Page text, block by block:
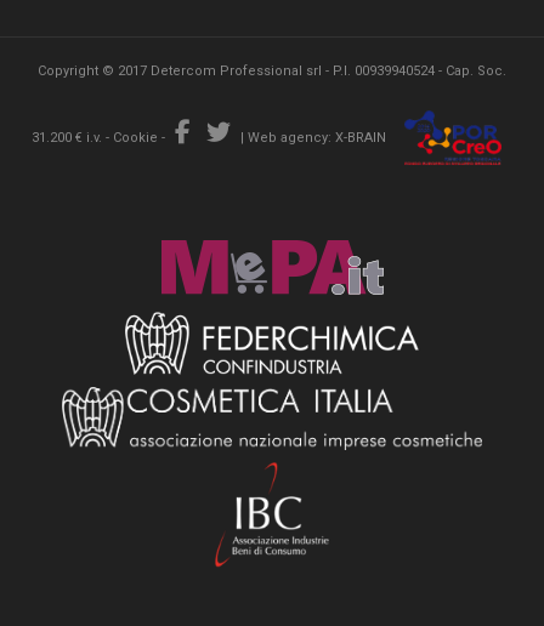
Copyright © 2017 Detercom Professional srl - P.I. 00939940524 - Cap. Soc.
31.200 € i.v. - Cookie - | Web agency: X-BRAIN